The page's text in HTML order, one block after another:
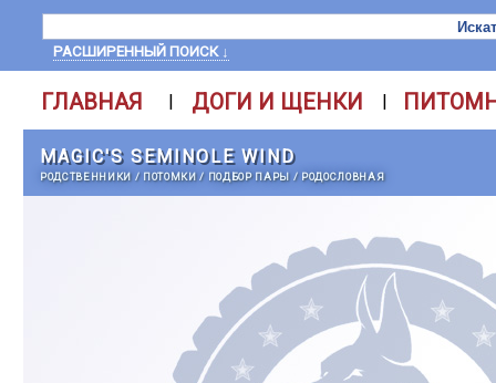
РАСШИРЕННЫЙ ПОИСК ↓
ГЛАВНАЯ | ДОГИ И ЩЕНКИ |
MAGIC'S SEMINOLE WIND
РОДСТВЕННИКИ / ПОТОМКИ/ ПОДБОР ПАРЫ / РОДОСЛОВНАЯ